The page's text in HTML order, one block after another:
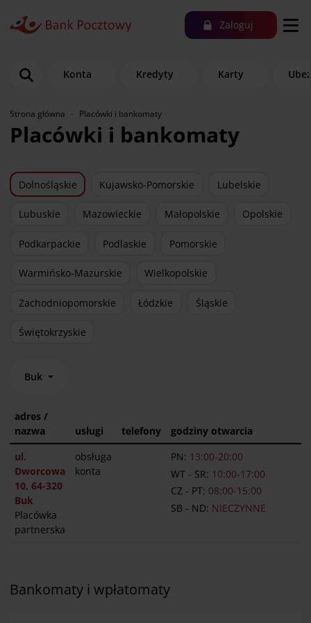
Zaloguj
Konta Kredyty Karty
Strona główna Placówki i bankomaty
Placówki i bankomaty
Dolnośląskie Kujawsko-Pomorskie Lubelskie
Lubuskie Mazowieckie Małopolskie Opolskie
Podkarpackie Podlaskie Pomorskie
Warmińsko-Mazurskie Wielkopolskie
Zachodniopomorskie Łódzkie Śląskie
Świętokrzyskie
Buk
adres /
nazwa
usługi telefony
godziny otwarcia
ul.
Dworcowa
10, 64-320
Buk
Placówka
partnerska
obsługa
konta
PN: 13:00-20:00
WT - SR: 10:00-17:00
CZ - PT: 08:00-15:00
SB - ND: NIECZYNNE
Bankomaty i wpłatomaty